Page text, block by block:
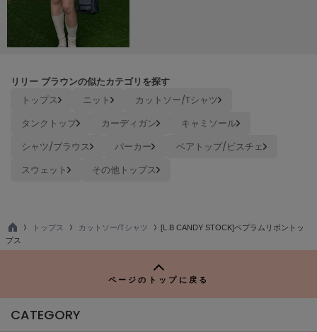
リーボック
サロモン
sanrio house
セサミストリートマーケット
Sneakers by emmi
リリー ブラウンの似たカテゴリを探す
トップス ニット
カットソー/Tシャツ
タンクトップ
カーディガン
キャミソール
シャツ/ブラウス
パーカー
ベアトップ/ビスチェ
スウェット
その他トップス
TO
P
トップス カットソー/Tシャツ
[L.B CANDY STOCK]ペプラムリボントッ
プス
ページのトップに戻る
CATEGORY